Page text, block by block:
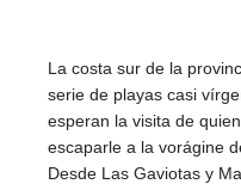
La costa sur de la
serie de playas casi
esperan la visita de
escaparle a la vorágine
Desde Las Gaviotas y